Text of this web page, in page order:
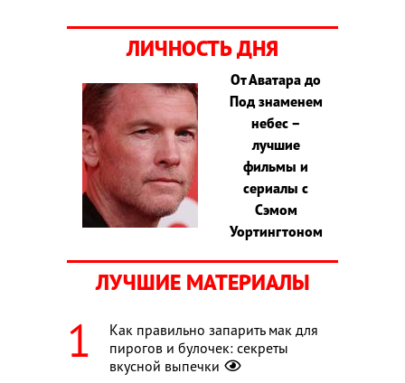
ЛИЧНОСТЬ ДНЯ
От Аватара до
Под знаменем
небес –
лучшие
фильмы и
сериалы с
Сэмом
Уортингтоном
ЛУЧШИЕ МАТЕРИАЛЫ
Как правильно запарить мак для
пирогов и булочек: секреты
вкусной выпечки